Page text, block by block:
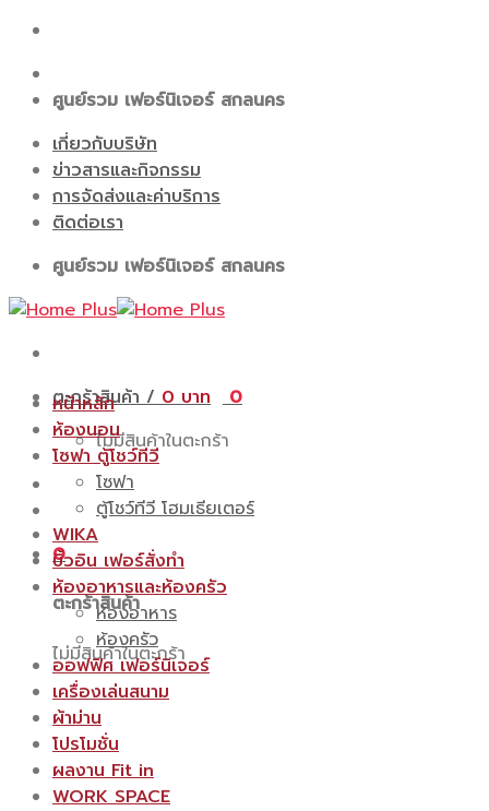
Skip
content
ศูนย์รวม เฟอร์นิเจอร์ สกลนคร
เกี่ยวกับบริษัท
ข่าวสารและกิจกรรม
การจัดส่งและค่าบริการ
ติดต่อเรา
ศูนย์รวม เฟอร์นิเจอร์ สกลนคร
ตะกร้าสินค้า /0
0
ไม่มีสินค้าในตะกร้า
0
ตะกร้าสินค้า
ไม่มีสินค้าในตะกร้า
หน้าหลัก
ห้องนอน
โซฟา ตู้โชว์ทีวี
โซฟา
ตู้โชว์ทีวี โฮมเธียเตอร์
WIKA
บิ้วอิน เฟอร์สั่งทำ
ห้องอาหารและห้องครัว
ห้องอาหาร
ห้องครัว
ออฟฟิศ เฟอร์นิเจอร์
เครื่องเล่นสนาม
ผ้าม่าน
โปรโมชั่น
ผลงาน Fit in
WORK SPACE